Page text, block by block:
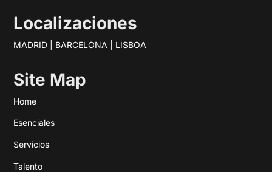
Localizaciones
MADRID | BARCELONA | LISBOA
Site Map
Home
Esenciales
Servicios
Talento